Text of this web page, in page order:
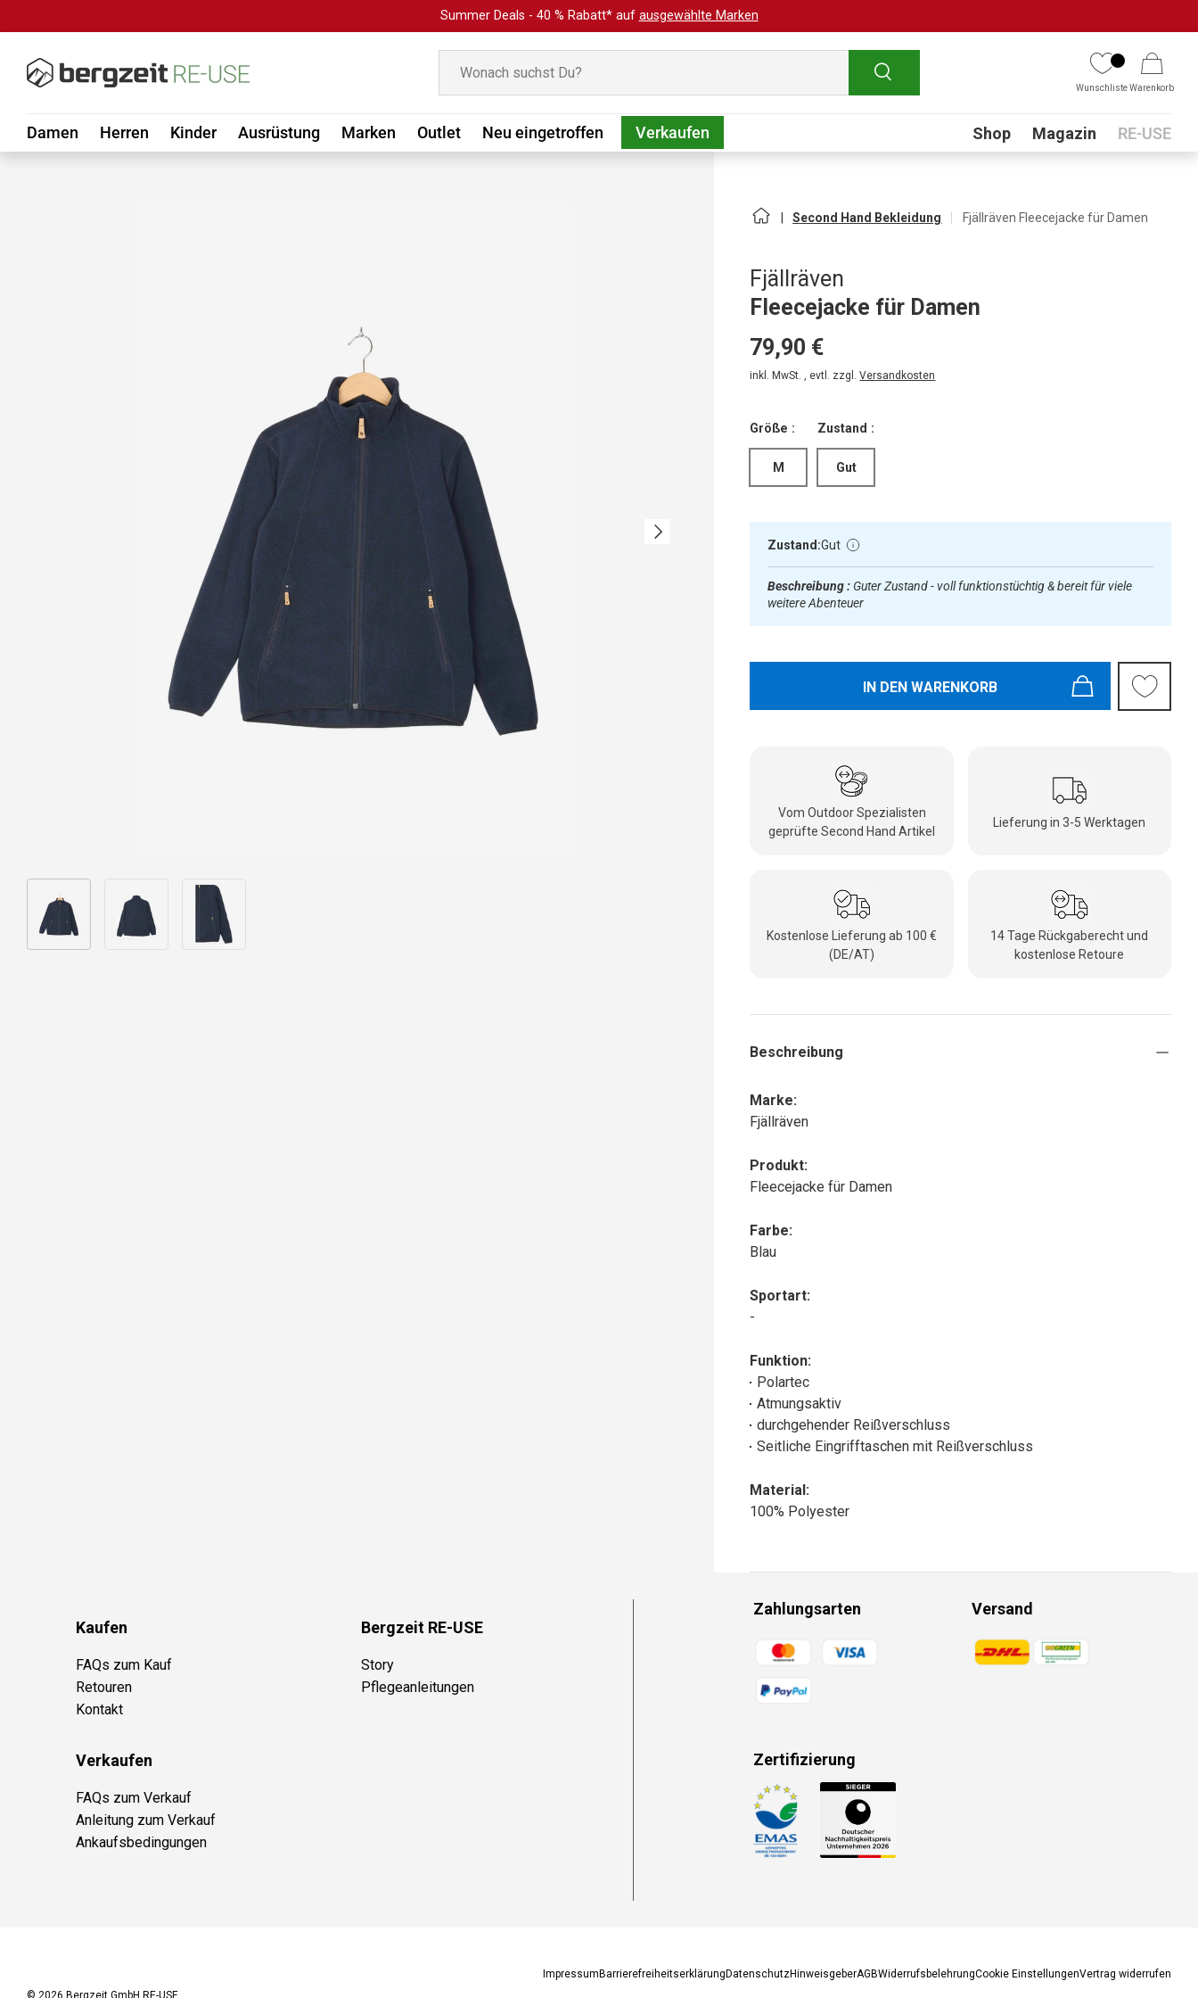
Summer Deals - 40 % Rabatt* auf ausgewählte Marken
Suchen
WunschlisteWarenkorb
Damen Herren Kinder Ausrüstung Marken Outlet Neu eingetroffen Verkaufen Submenu
Shop Magazin RE-USE
Nächste
Bild 1 in Galerieansicht laden
Second Hand Bekleidung Fjällräven Fleecejacke für Damen
Fjällräven
Fleecejacke für Damen
79,90 €
inkl. MwSt. , evtl. zzgl.Versandkosten
Größe :
M
Zustand :
Gut
Zustand:Gut
Beschreibung : Guter Zustand - voll funktionstüchtig & bereit für viele
weitere Abenteuer
IN DEN WARENKORB
Vom Outdoor Spezialisten
geprüfte Second Hand Artikel
Lieferung in 3-5 Werktagen
Kostenlose Lieferung ab 100 €
(DE/AT)
14 Tage Rückgaberecht und
kostenlose Retoure
Beschreibung
Marke:
Fjällräven
Produkt:
Fleecejacke für Damen
Farbe:
Blau
Sportart:
-
Funktion:
Polartec
Atmungsaktiv
durchgehender Reißverschluss
Seitliche Eingrifftaschen mit Reißverschluss
Material:
100% Polyester
Kaufen
FAQs zum Kauf
Retouren
Kontakt
Bergzeit RE-USE
Story
Pflegeanleitungen
Verkaufen
FAQs zum Verkauf
Anleitung zum Verkauf
Ankaufsbedingungen
Zahlungsarten
Zahlungsmethoden
Versand
Zahlungsmethoden
Zertifizierung
Zahlungsmethoden
Impressum Barrierefreiheitserklärung DatenschutzHinweisgeberAGBWiderrufsbelehrungCookie EinstellungenVertrag widerrufen